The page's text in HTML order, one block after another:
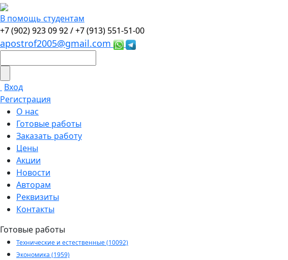
В помощь студентам
+7 (902) 923 09 92 /+7 (913) 551-51-00
apostrof2005@gmail.com
Вход
Регистрация
О нас
Готовые работы
Заказать работу
Цены
Акции
Новости
Авторам
Реквизиты
Контакты
Готовые работы
Технические и естественные (10092)
Экономика (1959)